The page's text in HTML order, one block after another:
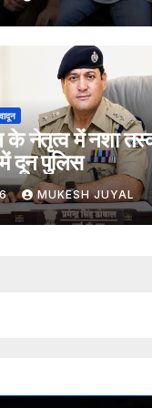
के नेतृत्व में नशा
दून पुलिस
MUKESH JUYAL